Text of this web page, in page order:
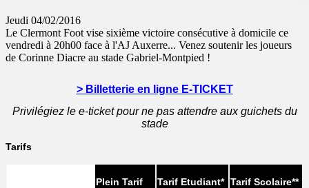
Jeudi 04/02/2016
Le Clermont Foot vise sixième victoire consécutive à domicile ce
vendredi à 20h00 face à l'AJ Auxerre... Venez soutenir les joueurs
de Corinne Diacre au stade Gabriel-Montpied !
> Billetterie en ligne E-TICKET
Privilégiez le e-ticket pour ne pas attendre aux guichets du
stade
Tarifs
Plein Tarif Tarif Etudiant* Tarif Scolaire**